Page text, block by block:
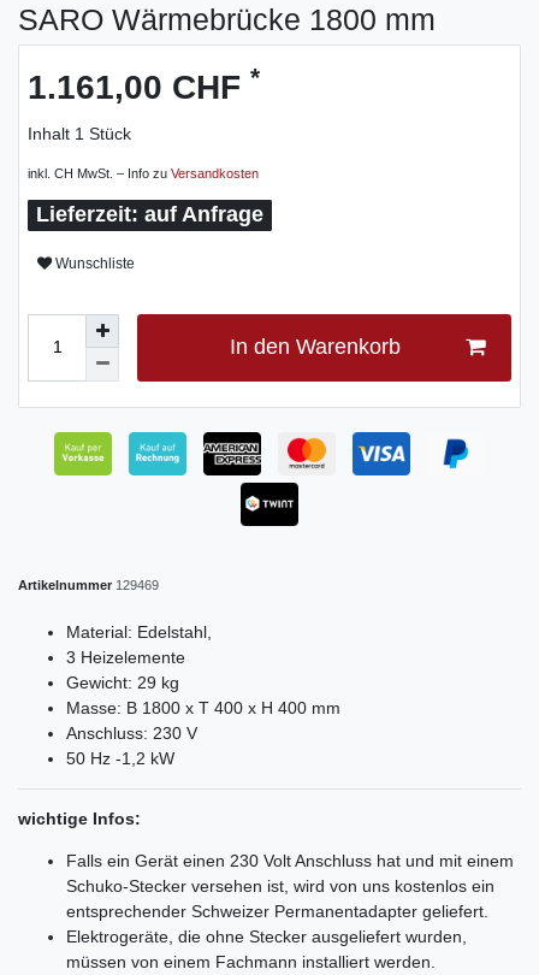
SARO Wärmebrücke 1800 mm
1.161,00 CHF *
Inhalt 1 Stück
inkl. CH MwSt. – Info zu Versandkosten
auf Anfrage
Wunschliste
In den Warenkorb
Artikelnummer 129469
Material: Edelstahl,
3 Heizelemente
Gewicht: 29 kg
Masse: B 1800 x T 400 x H 400 mm
Anschluss: 230 V
50 Hz -1,2 kW
wichtige Infos:
Falls ein Gerät einen 230 Volt Anschluss hat und mit einem
Schuko-Stecker versehen ist, wird von uns kostenlos ein
entsprechender Schweizer Permanentadapter geliefert.
Elektrogeräte, die ohne Stecker ausgeliefert wurden,
müssen von einem Fachmann installiert werden.